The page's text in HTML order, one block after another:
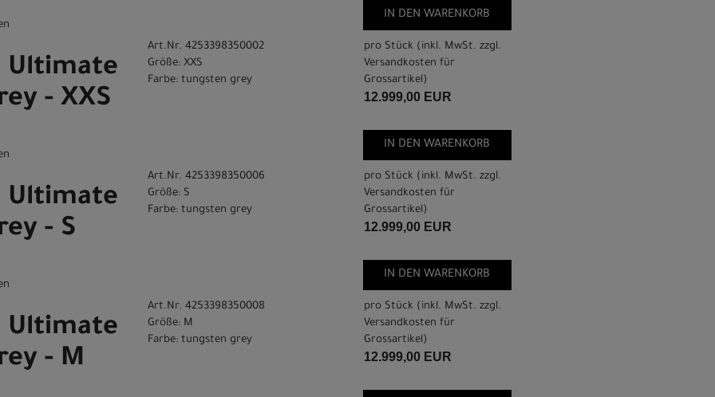
IN DEN WARENKORB
Ultimate
- XXS
Art.Nr. 4253398350002
Größe: XXS
Farbe: tungsten grey
pro Stück (inkl. MwSt. zzgl.
Versandkosten für
Grossartikel )
12.999,00 EUR
IN DEN WARENKORB
Ultimate
- S
Art.Nr. 4253398350006
Größe: S
Farbe: tungsten grey
pro Stück (inkl. MwSt. zzgl.
Versandkosten für
Grossartikel )
12.999,00 EUR
IN DEN WARENKORB
Ultimate
- M
Art.Nr. 4253398350008
Größe: M
Farbe: tungsten grey
pro Stück (inkl. MwSt. zzgl.
Versandkosten für
Grossartikel )
12.999,00 EUR